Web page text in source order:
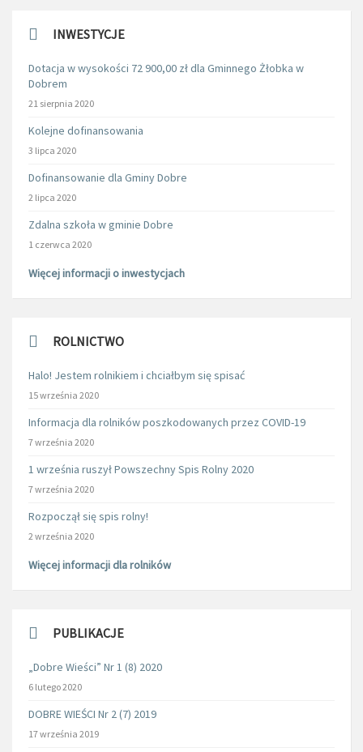
INWESTYCJE
Dotacja w wysokości 72 900,00 zł dla Gminnego Żłobka w
Dobrem
21 sierpnia 2020
Kolejne dofinansowania
3 lipca 2020
Dofinansowanie dla Gminy Dobre
2 lipca 2020
Zdalna szkoła w gminie Dobre
1 czerwca 2020
Więcej informacji o inwestycjach
ROLNICTWO
Halo! Jestem rolnikiem i chciałbym się spisać
15 września 2020
Informacja dla rolników poszkodowanych przez COVID-19
7 września 2020
1 września ruszył Powszechny Spis Rolny 2020
7 września 2020
Rozpoczął się spis rolny!
2 września 2020
Więcej informacji dla rolników
PUBLIKACJE
„Dobre Wieści” Nr 1 (8) 2020
6 lutego 2020
DOBRE WIEŚCI Nr 2 (7) 2019
17 września 2019